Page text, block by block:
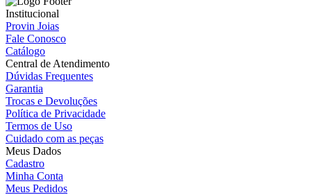
Institucional
Provin Joias
Fale Conosco
Catálogo
Central de Atendimento
Dúvidas Frequentes
Garantia
Trocas e Devoluções
Política de Privacidade
Termos de Uso
Cuidado com as peças
Meus Dados
Cadastro
Minha Conta
Meus Pedidos